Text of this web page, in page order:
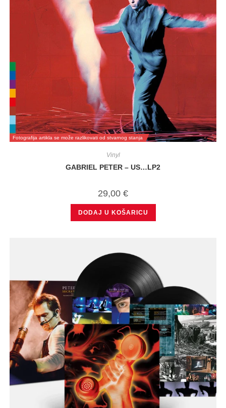
Fotografija artikla se može razlikovati od stvarnog stanja
Vinyl
GABRIEL PETER – US…LP2
29,00 €
DODAJ U KOŠARICU